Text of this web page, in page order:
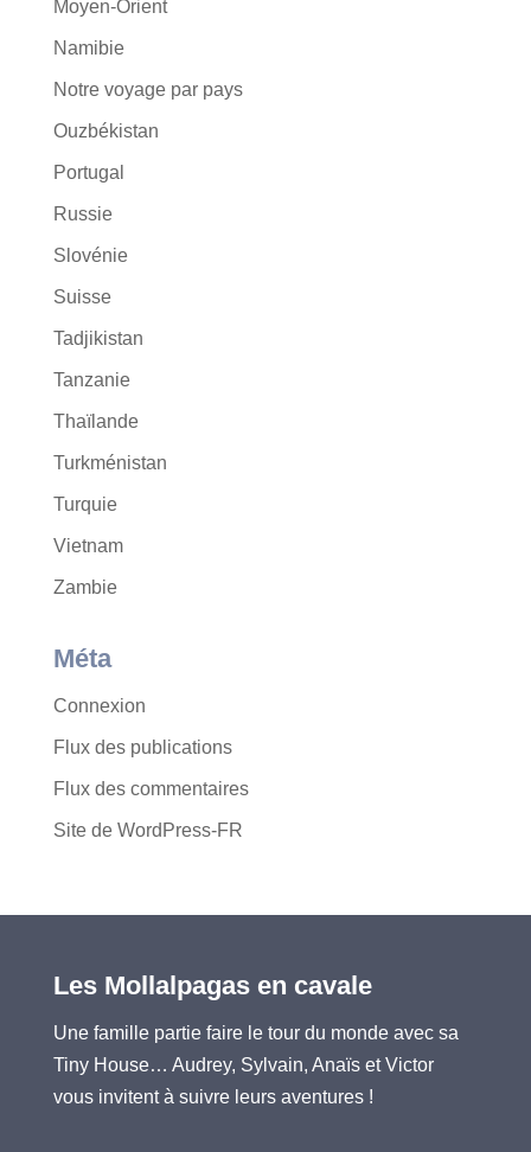
Moyen-Orient
Namibie
Notre voyage par pays
Ouzbékistan
Portugal
Russie
Slovénie
Suisse
Tadjikistan
Tanzanie
Thaïlande
Turkménistan
Turquie
Vietnam
Zambie
Méta
Connexion
Flux des publications
Flux des commentaires
Site de WordPress-FR
Les Mollalpagas en cavale
Une famille partie faire le tour du monde avec sa
Tiny House… Audrey, Sylvain, Anaïs et Victor
vous invitent à suivre leurs aventures !